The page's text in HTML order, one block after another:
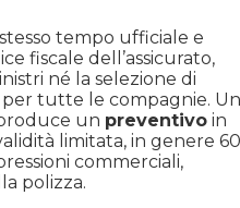
tempo ufficiale e
fiscale dell’assicurato,
né la selezione di
tutte le compagnie.
un preventivo in
limitata, in genere 60
commerciali,
polizza.